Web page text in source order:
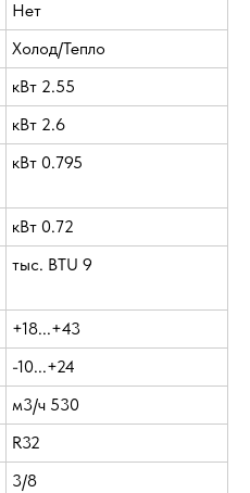
Нет
Холод/Тепло
кВт 2.55
кВт 2.6
кВт 0.795
кВт 0.72
тыс. BTU 9
+18...+43
-10...+24
м3/ч 530
R32
3/8